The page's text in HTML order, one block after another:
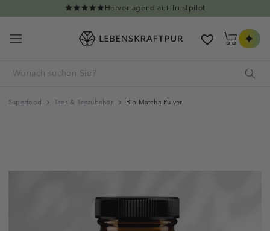
Gratis Versand ab 60€
Warenkorb
Superfood Tees & Teezubehör Bio Matcha Pulver